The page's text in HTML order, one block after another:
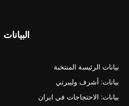
البيانات
بيانات الرئيسة المنتخبة
بيانات: أشرف وليبرتي
بيانات: الاحتجاجات في ايران